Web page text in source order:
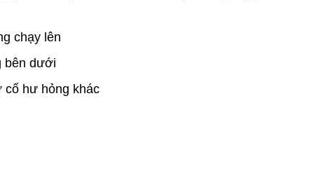
chạy lên
bên dưới
cố hư hỏng khác